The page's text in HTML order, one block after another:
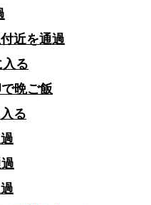
近を通過
る
晩ご飯
る